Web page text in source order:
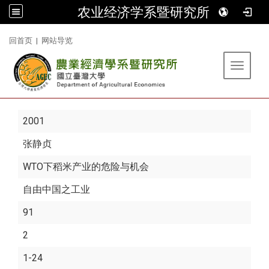
农业经济学系暨研究所
回首页 | 网站导览
Toggle
2001
张静贞
WTO下稻米产业的危险与机会
自由中国之工业
91
2
1-24